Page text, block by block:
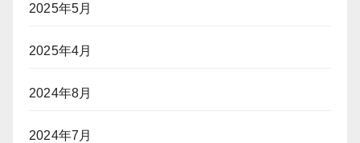
2025年5月
2025年4月
2024年8月
2024年7月